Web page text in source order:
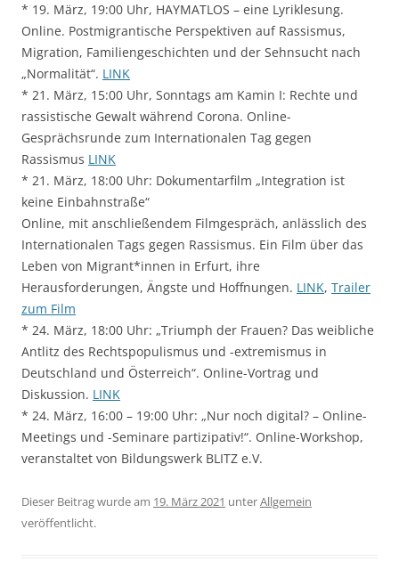
* 19. März, 19:00 Uhr, HAYMATLOS – eine Lyriklesung.
Online. Postmigrantische Perspektiven auf Rassismus,
Migration, Familiengeschichten und der Sehnsucht nach
„Normalität“. LINK
* 21. März, 15:00 Uhr, Sonntags am Kamin I: Rechte und
rassistische Gewalt während Corona. Online-
Gesprächsrunde zum Internationalen Tag gegen
Rassismus LINK
* 21. März, 18:00 Uhr: Dokumentarfilm „Integration ist
keine Einbahnstraße“
Online, mit anschließendem Filmgespräch, anlässlich des
Internationalen Tags gegen Rassismus. Ein Film über das
Leben von Migrant*innen in Erfurt, ihre
Herausforderungen, Ängste und Hoffnungen. LINK, Trailer
zum Film
* 24. März, 18:00 Uhr: „Triumph der Frauen? Das weibliche
Antlitz des Rechtspopulismus und -extremismus in
Deutschland und Österreich“. Online-Vortrag und
Diskussion. LINK
* 24. März, 16:00 – 19:00 Uhr: „Nur noch digital? – Online-
Meetings und -Seminare partizipativ!“. Online-Workshop,
veranstaltet von Bildungswerk BLITZ e.V.
Dieser Beitrag wurde am 19. März 2021 unterAllgemein
veröffentlicht.